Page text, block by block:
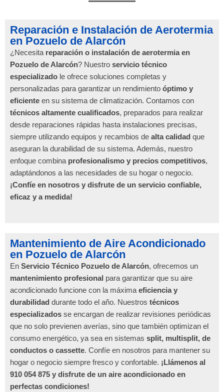
Reparación e Instalación de Aerotermia
en Pozuelo de Alarcón
¿Necesita reparación o instalación de aerotermia en
Pozuelo de Alarcón? Nuestro servicio técnico
especializado le ofrece soluciones completas y
personalizadas para garantizar un rendimiento óptimo y
eficiente en su sistema de climatización. Contamos con
técnicos altamente cualificados, preparados para realizar
desde reparaciones rápidas hasta instalaciones precisas,
siempre utilizando equipos y recambios de alta calidad que
aseguran la durabilidad de su sistema. Además, nuestro
enfoque combina profesionalismo y precios competitivos,
adaptándonos a las necesidades de su hogar o negocio.
¡Confíe en nosotros y disfrute de un servicio confiable,
eficaz y a medida!
Mantenimiento de Aire Acondicionado
en Pozuelo de Alarcón
En Servicio Técnico Pozuelo de Alarcón, ofrecemos un
mantenimiento profesional para garantizar que su aire
acondicionado funcione con la máxima eficiencia y
durabilidad durante todo el año. Nuestros técnicos
especializados se encargan de realizar revisiones periódicas
que no solo previenen averías, sino que también optimizan el
consumo energético, ya sea en sistemas split, multisplit, de
conductos o cassette. Confíe en nosotros para mantener su
hogar o negocio siempre fresco y confortable. ¡Llámenos al
910 054 875 y disfrute de un aire acondicionado en
perfectas condiciones!